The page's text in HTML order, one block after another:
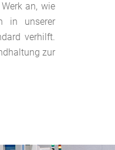
an, wie
in unserer
verhilft.
zur